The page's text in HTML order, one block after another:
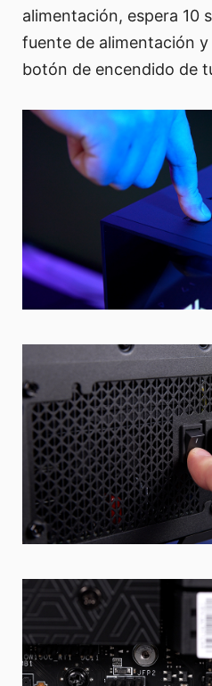
alimentación, espera 10
fuente de alimentación y
botón de encendido de